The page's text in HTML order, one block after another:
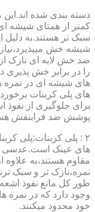
دسته بندی شده
کمتر از همتای شیشه
سبک تر هستند.به دلیل
شیشه خش
ضد خش لایه ای نازک
را در برابر خش
های شیشه ای در نمره
های پلی کربنات
برای جلوگیری از نفوذ
پوشش ضد فرابنفش
۲ : پلی کربنات:پلی
های عینک است.عدسی
مقاوم هستند،به
نمره،نازک تر و سبک
طور کل مانع نفوذ
وجود دارد که در نمره
خود محدود میکنند.